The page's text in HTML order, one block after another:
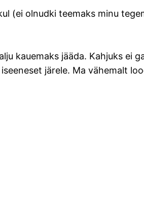
(ei olnudki teemaks minu
kauemaks jääda. Kahjuks ei
järele. Ma vähemalt